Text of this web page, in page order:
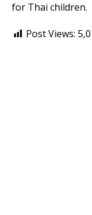
for Thai children.
Post Views: